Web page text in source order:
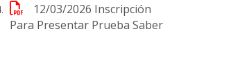
12/03/2026 Inscripción
Para Presentar Prueba Saber